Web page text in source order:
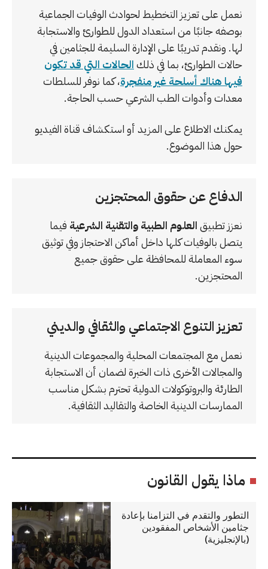
نعمل على تعزيز التخطيط لحوادث الوفيات الجماعية
بوصفه جانبًا من استعداد الدول للطوارئ والاستجابة
لها. ونقدم تدريبًا على الإدارة السليمة للجثامين في
حالات الطوارئ، بما في ذلكالحالات التي قد تكون
فيها هناك أسلحة غير منفجرة، كما نوفر للسلطات
معدات وأدوات الطب الشرعي حسب الحاجة.
يمكنك الاطلاع على المزيد أو استكشاف قناة الفيديو
حول هذا الموضوع.
الدفاع عن حقوق المحتجزين
نعزز تطبيقالعلوم الطبية والتقنية الشرعية فيما
يتصل بالوفيات كلها داخل أماكن الاحتجاز وفي توثيق
سوء المعاملة للمحافظة على حقوق جميع
المحتجزين.
تعزيز التنوع الاجتماعي والثقافي والديني
نعمل مع المجتمعات المحلية والمجموعات الدينية
والمجالات الأخرى ذات الخبرة لضمان أن الاستجابة
الطارئة والبروتوكولات الدولية تحترم بشكل مناسب
الممارسات الدينية الخاصة والتقاليد الثقافية.
ماذا يقول القانون
التطور والتقدم في التزامنا بإعادة
جثامين الأشخاص المفقودين
(بالإنجليزية)